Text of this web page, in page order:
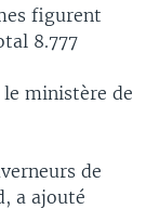
figurent
8.777
ministère de
de
a ajouté